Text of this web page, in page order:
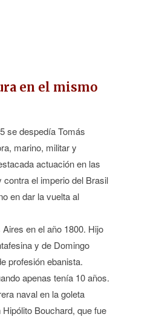
en el mismo
se despedía Tomás
marino, militar y
actuación en las
el imperio del Brasil
en dar la vuelta al
en el año 1800. Hijo
y de Domingo
profesión ebanista.
apenas tenía 10 años.
naval en la goleta
Bouchard, que fue